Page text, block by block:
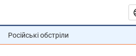
Російські обстріли